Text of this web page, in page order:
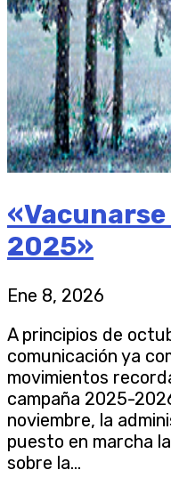
2025»
Ene 8, 2026
A principios de
comunicación ya
movimientos
campaña 2025-
noviembre, la
puesto en marcha
sobre la...